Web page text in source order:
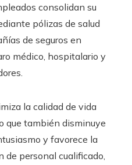
consolidan su
pólizas de salud
de seguros en
médico, hospitalario y
la calidad de vida
que también disminuye
y favorece la
de personal cualificado,